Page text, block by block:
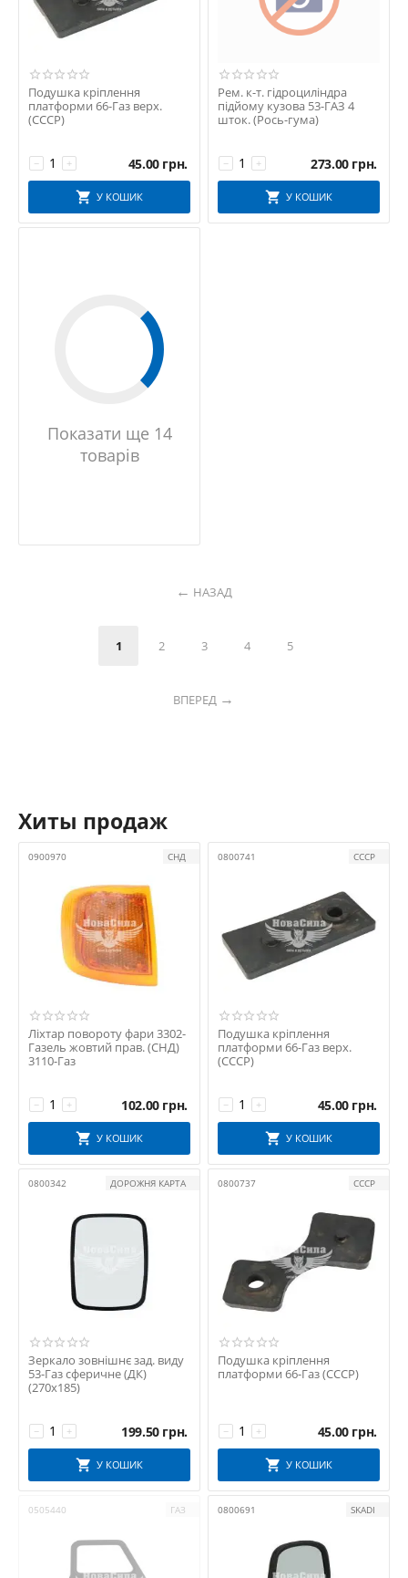
Подушка кріплення
платформи 66-Газ верх.
(СССР)
+
− 45.00 грн.
У КОШИК
Рем. к-т. гідроциліндра
підйому кузова 53-ГАЗ 4
шток. (Рось-гума)
+
− 273.00 грн.
У КОШИК
Показати ще 14
товарів
НАЗАД
1 2 3 4 5
ВПЕРЕД
Хиты продаж
0900970 СНД
Ліхтар повороту фари 3302-
Газель жовтий прав. (СНД)
3110-Газ
+
− 102.00 грн.
У КОШИК
0800741 СССР
Подушка кріплення
платформи 66-Газ верх.
(СССР)
+
− 45.00 грн.
У КОШИК
0800342 ДОРОЖНЯ КАРТА
Зеркало зовнішнє зад. виду
53-Газ сферичне (ДК)
(270х185)
+
− 199.50 грн.
У КОШИК
0800737 СССР
Подушка кріплення
платформи 66-Газ (СССР)
+
− 45.00 грн.
У КОШИК
0505440 ГАЗ 0800691 SKADI